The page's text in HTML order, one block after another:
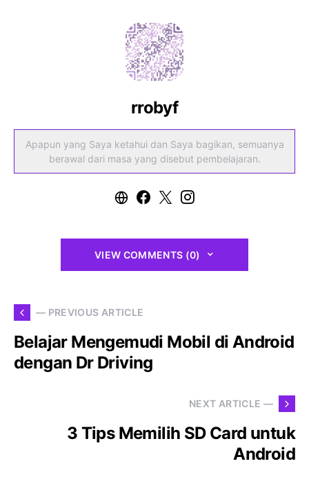
rrobyf
Apapun yang Saya ketahui dan Saya bagikan, semuanya
berawal dari masa yang disebut pembelajaran.
VIEW COMMENTS (0)
— PREVIOUS ARTICLE
Belajar Mengemudi Mobil di Android
dengan Dr Driving
NEXT ARTICLE —
3 Tips Memilih SD Card untuk
Android